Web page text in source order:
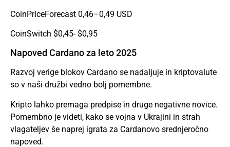
CoinPriceForecast 0,46–0,49 USD
CoinSwitch $0,45- $0,95
Napoved Cardano za leto 2025
Razvoj verige blokov Cardano se nadaljuje in kriptovalute
so v naši družbi vedno bolj pomembne.
Kripto lahko premaga predpise in druge negativne novice.
Pomembno je videti, kako se vojna v Ukrajini in strah
vlagateljev še naprej igrata za Cardanovo srednjeročno
napoved.